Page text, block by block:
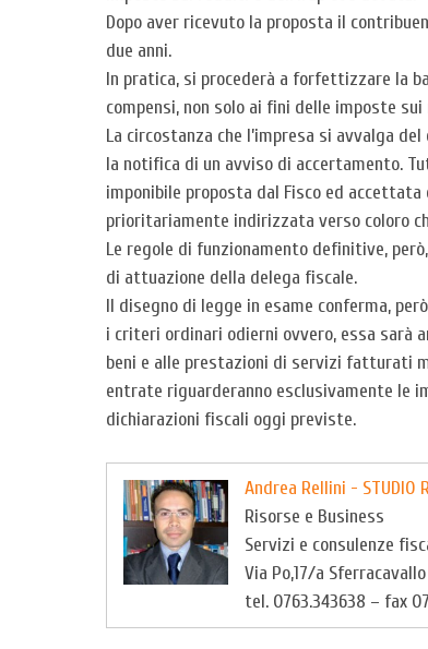
Dopo aver ricevuto la proposta il
due anni.
In pratica, si procederà a forfettizzare la
compensi, non solo ai fini delle imposte
La circostanza che l’impresa si avvalga
la notifica di un avviso di accertamento.
imponibile proposta dal Fisco ed
prioritariamente indirizzata verso coloro
Le regole di funzionamento definitive,
di attuazione della delega fiscale.
Il disegno di legge in esame conferma,
i criteri ordinari odierni ovvero, essa sarà
beni e alle prestazioni di servizi fatturati
entrate riguarderanno esclusivamente le
dichiarazioni fiscali oggi previste.
Andrea Rellini - STUDIO
Risorse e Business
Servizi e consulenze
Via Po,17/a
tel. 0763.343638 – fax